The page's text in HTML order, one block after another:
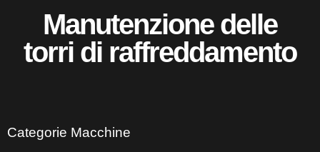
Manutenzione delle
torri di raffreddamento
Categorie Macchine